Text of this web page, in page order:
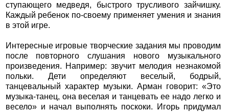
ступающего медведя, быстрого трусливого зайчишку.
Каждый ребенок по-своему применяет умения и знания
в этой игре.
Интересные игровые творческие задания мы проводим
после повторного слушания нового музыкального
произведения. Например: звучит мелодия незнакомой
польки. Дети определяют веселый, бодрый,
танцевальный характер музыки. Арман говорит: «Это
музыка-танец, она веселая и танцевать ее надо легко и
весело» и начал выполнять поскоки. Игорь придумал